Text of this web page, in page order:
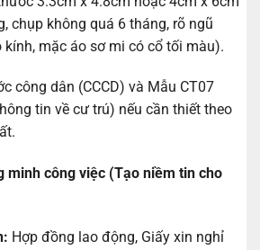
chụp không quá 6 tháng, rõ ngũ
kính, mặc áo sơ mi có cổ tối màu).
công dân (CCCD) và Mẫu CT07
tin về cư trú) nếu cần thiết theo
minh công việc (Tạo niềm tin cho
Hợp đồng lao động, Giấy xin nghỉ